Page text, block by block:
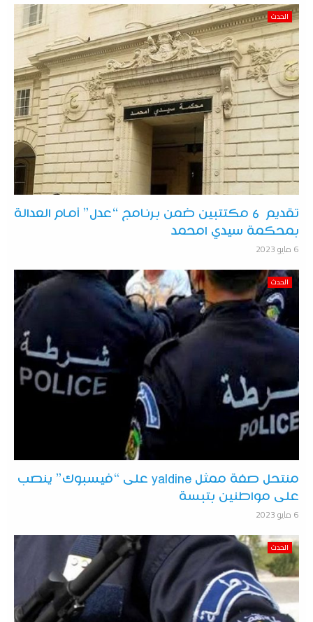
الحدث
تقديم 6 مكتتبين ضمن برنامج “عدل” أمام العدالة
بمحكمة سيدي امحمد
6 مايو 2023
الحدث
منتحل صفة ممثل yaldine على “فيسبوك” ينصب
على مواطنين بتبسة
6 مايو 2023
الحدث